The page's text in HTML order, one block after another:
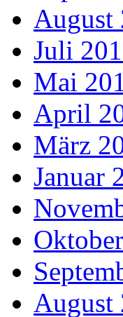
August
Juli
Mai
April
März
Januar
August